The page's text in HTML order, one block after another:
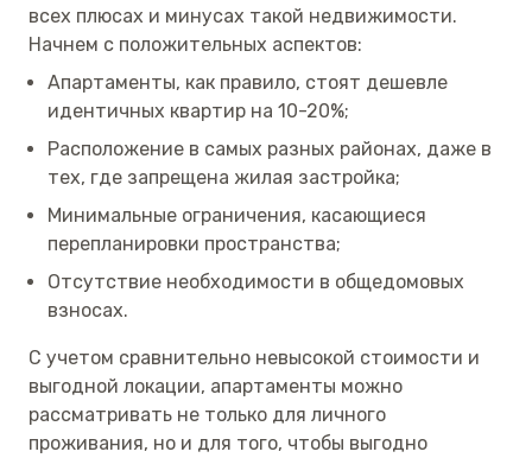
всех плюсах и минусах такой недвижимости.
Начнем с положительных аспектов:
Апартаменты, как правило, стоят дешевле
идентичных квартир на 10-20%;
Расположение в самых разных районах, даже в
тех, где запрещена жилая застройка;
Минимальные ограничения, касающиеся
перепланировки пространства;
Отсутствие необходимости в общедомовых
взносах.
С учетом сравнительно невысокой стоимости и
выгодной локации, апартаменты можно
рассматривать не только для личного
проживания, но и для того, чтобы выгодно